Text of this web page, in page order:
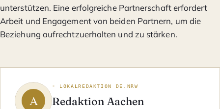
unterstützen. Eine erfolgreiche Partnerschaft erfordert
Arbeit und Engagement von beiden Partnern, um die
Beziehung aufrechtzuerhalten und zu stärken.
◦ LOKALREDAKTION DE.NRW
Redaktion Aachen